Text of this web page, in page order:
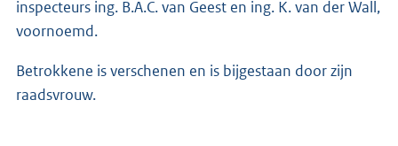
inspecteurs ing. B.A.C. van Geest en ing. K. van der Wall,
voornoemd.
Betrokkene is verschenen en is bijgestaan door zijn
raadsvrouw.